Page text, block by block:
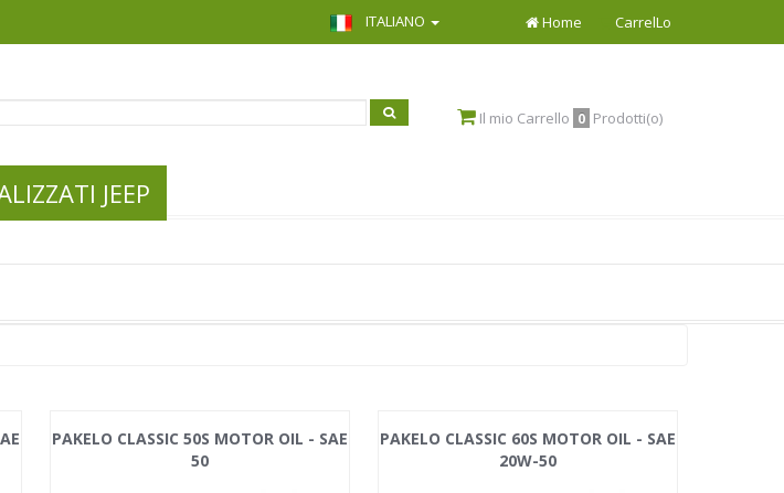
Home CarrelLo
ITALIANO
Il mio Carrello 0 Prodotti(o)
JEEP
PAKELO CLASSIC 50S MOTOR OIL - SAE
50
PAKELO CLASSIC 60S MOTOR OIL - SAE
20W-50